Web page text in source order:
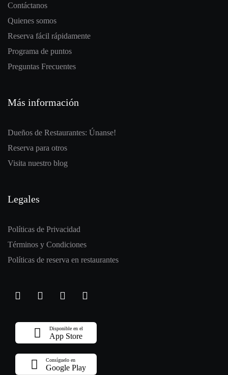
Contáctanos
Quienes somos
Reserva fácil rápidamente
Programa de puntos
Preguntas Frecuentes
Más información
Dueños de Restaurantes: Únanse!
Reserva para otros
Visita nuestro blog
Legales
Políticas de Privacidad
Términos y Condiciones
Políticas de reserva en restaurantes
Disponible en el
App Store
Consíguelo en
Google Play